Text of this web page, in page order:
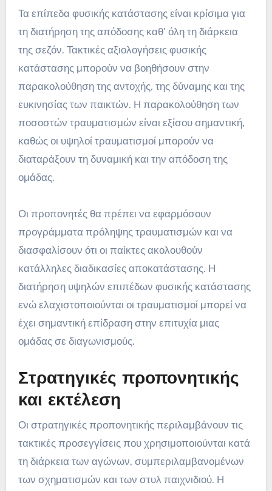
Τα επίπεδα φυσικής κατάστασης είναι κρίσιμα για
τη διατήρηση της απόδοσης καθ’ όλη τη διάρκεια
της σεζόν. Τακτικές αξιολογήσεις φυσικής
κατάστασης μπορούν να βοηθήσουν στην
παρακολούθηση της αντοχής, της δύναμης και της
ευκινησίας των παικτών. Η παρακολούθηση των
ποσοστών τραυματισμών είναι εξίσου σημαντική,
καθώς οι υψηλοί τραυματισμοί μπορούν να
διαταράξουν τη δυναμική και την απόδοση της
ομάδας.
Οι προπονητές θα πρέπει να εφαρμόσουν
προγράμματα πρόληψης τραυματισμών και να
διασφαλίσουν ότι οι παίκτες ακολουθούν
κατάλληλες διαδικασίες αποκατάστασης. Η
διατήρηση υψηλών επιπέδων φυσικής κατάστασης
ενώ ελαχιστοποιούνται οι τραυματισμοί μπορεί να
έχει σημαντική επίδραση στην επιτυχία μιας
ομάδας σε διαγωνισμούς.
Στρατηγικές προπονητικής
και εκτέλεση
Οι στρατηγικές προπονητικής περιλαμβάνουν τις
τακτικές προσεγγίσεις που χρησιμοποιούνται κατά
τη διάρκεια των αγώνων, συμπεριλαμβανομένων
των σχηματισμών και των στυλ παιχνιδιού. Η